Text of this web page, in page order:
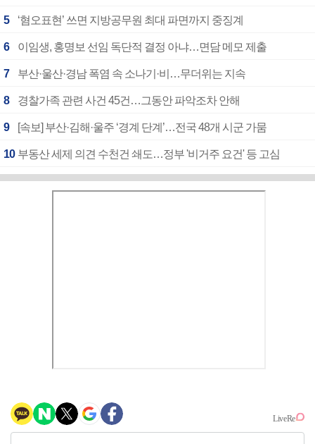
5 ‘혐오표현’ 쓰면 지방공무원 최대 파면까지 중징계
6 이임생, 홍명보 선임 독단적 결정 아냐…면담 메모 제출
7 부산·울산·경남 폭염 속 소나기·비…무더위는 지속
8 경찰가족 관련 사건 45건…그동안 파악조차 안해
9 [속보] 부산·김해·울주 ‘경계 단계’…전국 48개 시군 가뭄
10 부동산 세제 의견 수천건 쇄도…정부 '비거주 요건' 등 고심